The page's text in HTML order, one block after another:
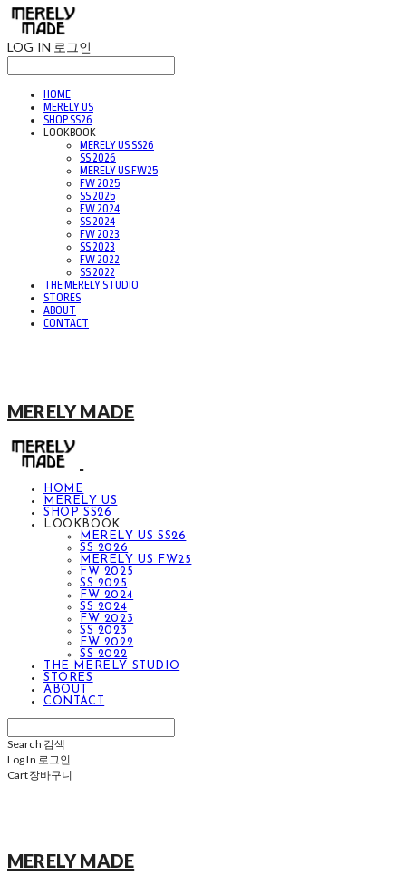
LOG IN 로그인
HOME
MERELY US
SHOP SS26
LOOKBOOK
MERELY US SS26
SS 2026
MERELY US FW25
FW 2025
SS 2025
FW 2024
SS 2024
FW 2023
SS 2023
FW 2022
SS 2022
THE MERELY STUDIO
STORES
ABOUT
CONTACT
MERELY MADE
HOME
MERELY US
SHOP SS26
LOOKBOOK
MERELY US SS26
SS 2026
MERELY US FW25
FW 2025
SS 2025
FW 2024
SS 2024
FW 2023
SS 2023
FW 2022
SS 2022
THE MERELY STUDIO
STORES
ABOUT
CONTACT
Search 검색
Log In 로그인
Cart장바구니
MERELY MADE